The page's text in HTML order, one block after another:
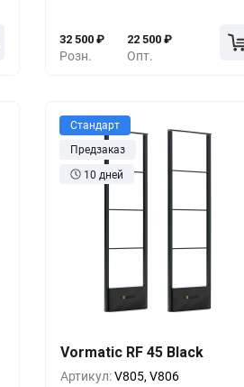
Розн.
32 500 ₽
Опт.
22 500 ₽
Стандарт
Предзаказ
10 дней
Vormatic RF 45 Black
Артикул:V805, V806
1+ 0%